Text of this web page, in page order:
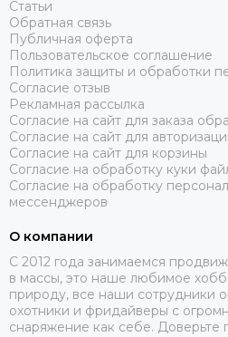
Статьи
Обратная связь
Публичная оферта
Пользовательское соглашение
Политика защиты и обработки
Согласие отзыв
Рекламная рассылка
Согласие на сайт для заказа
Согласие на сайт для
Согласие на сайт для корзины
Согласие на обработку куки
Согласие на обработку
мессенджеров
О компании
C 2012 года занимаемся
в массы, это наше любимое
природу, все наши сотрудники
охотники и фридайверы с
снаряжение как себе.